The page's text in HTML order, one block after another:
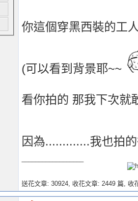
你這個穿黑西裝的工
(可以看到背景耶~~
看你拍的 那我下次就
因為.............我也拍
送花文章: 30924, 收花文章: 2449 篇, 收